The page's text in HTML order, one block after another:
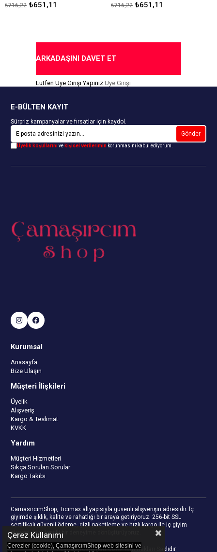
₺651,11
₺716,22 ₺651,11
₺716,22
ARKADAŞINI DAVET ET
Lütfen Üye Girişi Yapınız Üye Girişi
E-BÜLTEN KAYIT
Sürpriz kampanyalar ve fırsatlar için kaydol.
Gönder
Üyelik koşullarınıve kişisel verilerimin korunmasını kabul ediyorum.
Kurumsal
Anasayfa
Bize Ulaşın
Müşteri İlişkileri
Üyelik
Alışveriş
Kargo & Teslimat
KVKK
Yardım
Müşteri Hizmetleri
Sıkça Sorulan Sorular
Kargo Takibi
CamasircimShop, Ticimax altyapısıyla güvenli alışverişin adresidir. İç
giyimde şıklık, kalite ve rahatlığı bir araya getiriyoruz. 256-bit SSL
sertifikalı güvenli ödeme, gizli paketleme ve hızlı kargo ile iç giyim
alışverişinizi keyifli bir deneyime dönüştürüyoruz.
© 2023camasircimshop.com- Tüm Hakları Saklıdır.
Çerez Kullanımı
Çerezler (cookie), ÇamaşırcımShop web sitesini ve